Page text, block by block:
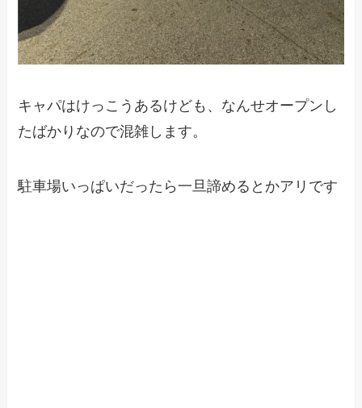
キャパはけっこうあるけども、なんせオープンし
たばかりなので混雑します。
駐車場いっぱいだったら一旦諦めるとかアリです